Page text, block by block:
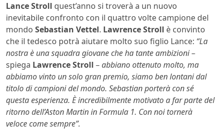
Lance Stroll quest’anno si troverà a un nuovo
inevitabile confronto con il quattro volte campione del
mondo Sebastian Vettel. Lawrence Stroll è convinto
che il tedesco potrà aiutare molto suo figlio Lance: “La
nostra è una squadra giovane che ha tante ambizioni–
spiega Lawrence Stroll –abbiano ottenuto molto, ma
abbiamo vinto un solo gran premio, siamo ben lontani dal
titolo di campioni del mondo. Sebastian porterà con sé
questa esperienza. È incredibilmente motivato a far parte del
ritorno dell’Aston Martin in Formula 1. Con noi tornerà
veloce come sempre”.